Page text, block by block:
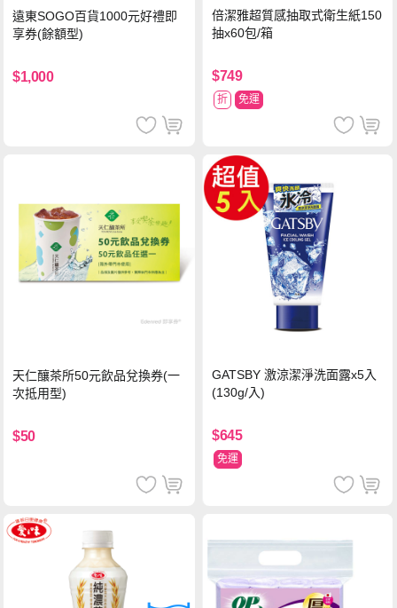
遠東SOGO百貨1000元好禮即
享券(餘額型)
$1,000
倍潔雅超質感抽取式衛生紙150
抽x60包/箱
$749
折 免運
天仁釀茶所50元飲品兌換券(一
次抵用型)
$50
GATSBY 激涼潔淨洗面露x5入
(130g/入)
$645
免運